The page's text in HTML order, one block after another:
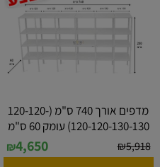
מדפים אורך 740 ס"מ (120-120-
120-120-130-130) עומק 60 ס"מ
₪5,918
₪4,650